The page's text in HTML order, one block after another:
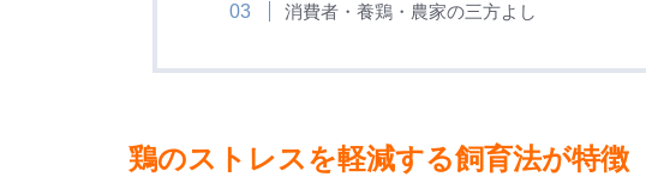
消費者・養鶏・農家の三方よし
鶏のストレスを軽減する飼育法が特徴